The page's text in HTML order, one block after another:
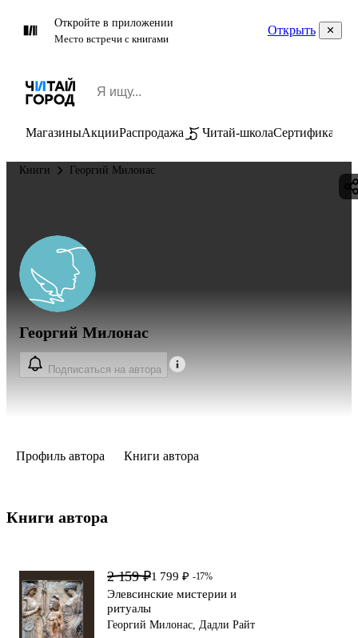
Откройте в приложении
Место встречи с книгами
Открыть
МагазиныАкцииРаспродажа Читай-школаСертификаты
Книги Георгий Милонас
Георгий Милонас
Подписаться на автора
Профиль автора Книги автора
Книги автора
2 159 ₽1 799 ₽ -17%
Элевсинские мистерии и
ритуалы
Георгий Милонас, Дадли Райт